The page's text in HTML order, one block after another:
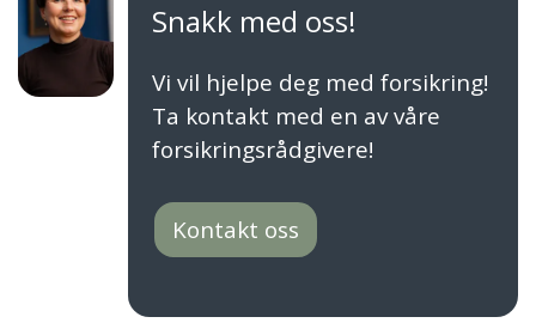
Snakk med oss!
Vi vil hjelpe deg med forsikring!
Ta kontakt med en av våre
forsikringsrådgivere!
Kontakt oss